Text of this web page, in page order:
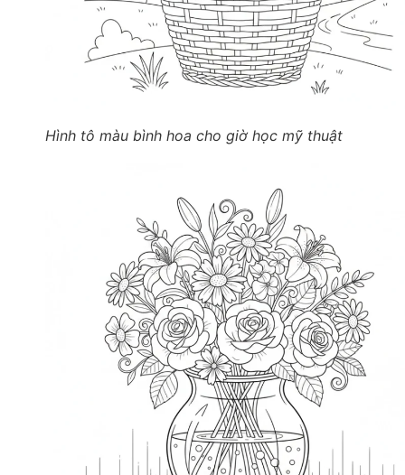
Hình tô màu bình hoa cho giờ học mỹ thuật